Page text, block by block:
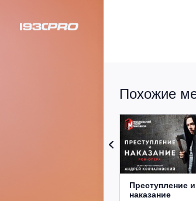
Похожие
Преступление и
наказание